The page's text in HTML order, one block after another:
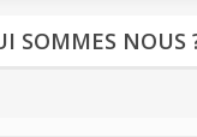
SOMMES NOUS